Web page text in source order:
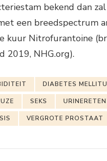
bekend dan
een breedspectrum
kuur Nitrofurantoine
2019, NHG.org).
DIABETES
SEKS
VERGROTE PROSTAAT